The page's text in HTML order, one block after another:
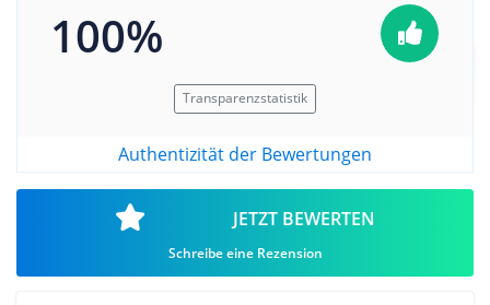
100%
Transparenzstatistik
Authentizität der Bewertungen
JETZT BEWERTEN
Schreibe eine Rezension